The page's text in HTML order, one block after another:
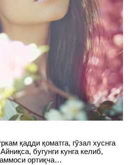
қадди қоматга, гўзал хуснга
бугунги кунга келиб,
ортиқча…